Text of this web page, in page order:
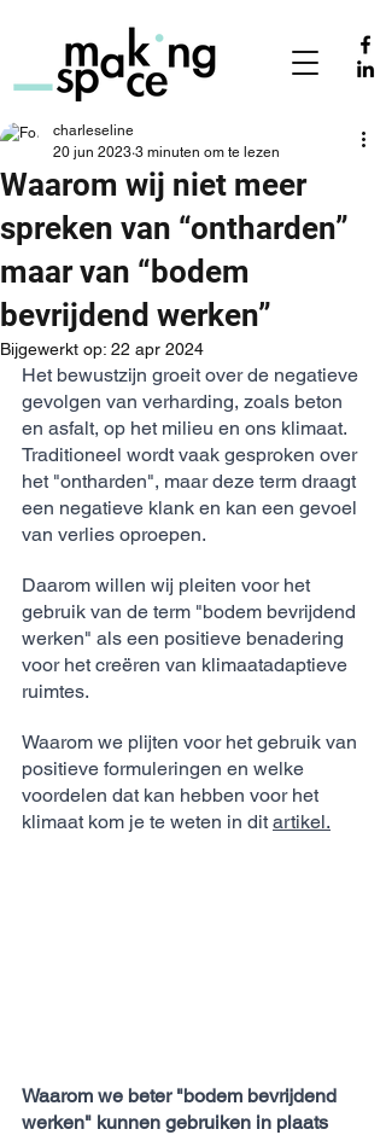
Waarom wij niet meer
spreken van “ontharden”
maar van “bodem
bevrijdend werken”
charleseline
20 jun 2023 3 minuten om te lezen
Bijgewerkt op: 22 apr 2024
Het bewustzijn groeit over de negatieve
gevolgen van verharding, zoals beton
en asfalt, op het milieu en ons klimaat.
Traditioneel wordt vaak gesproken over
het "ontharden", maar deze term draagt
een negatieve klank en kan een gevoel
van verlies oproepen.
Daarom willen wij pleiten voor het
gebruik van de term "bodem bevrijdend
werken" als een positieve benadering
voor het creëren van klimaatadaptieve
ruimtes.
Waarom we plijten voor het gebruik van
positieve formuleringen en welke
voordelen dat kan hebben voor het
klimaat kom je te weten in dit artikel.
Waarom we beter "bodem bevrijdend
werken" kunnen gebruiken in plaats